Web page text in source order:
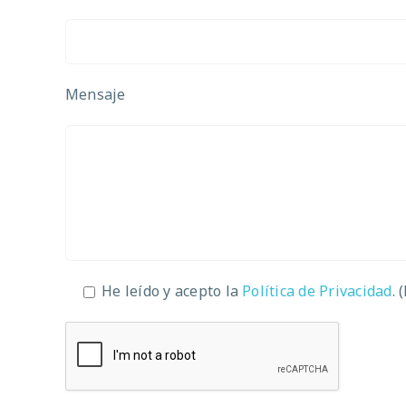
Mensaje
He leído y acepto la Política de Privacidad.